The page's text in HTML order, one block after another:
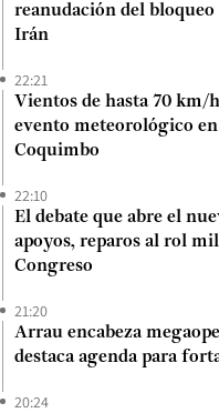
reanudación del bloqueo
Irán
22:21
Vientos de hasta 70 km/
evento meteorológico
Coquimbo
22:10
El debate que abre el
apoyos, reparos al rol
Congreso
21:20
Arrau encabeza
destaca agenda para
20:24